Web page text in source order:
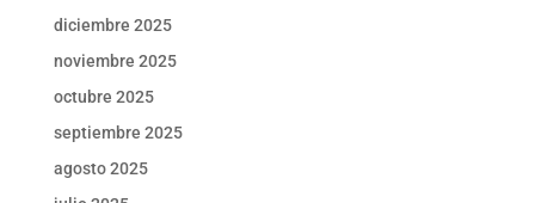
diciembre 2025
noviembre 2025
octubre 2025
septiembre 2025
agosto 2025